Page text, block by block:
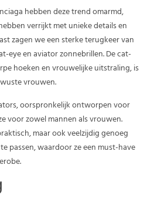
hebben deze trend omarmd,
verrijkt met unieke details en
zagen we een sterke terugkeer van
eye en aviator zonnebrillen. De cat-
hoeken en vrouwelijke uitstraling, is
vrouwen.
oorspronkelijk ontworpen voor
voor zowel mannen als vrouwen.
maar ook veelzijdig genoeg
passen, waardoor ze een must-have